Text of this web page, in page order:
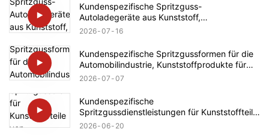
Kundenspezifische Spritzguss-
Autoladegeräte aus Kunststoff,
Automobilteileherstellung für Tesla
2026 07 16
Kundenspezifische Spritzgussformen für die
Automobilindustrie, Kunststoffprodukte für
BMW
2026 07 07
Kundenspezifische
Spritzgussdienstleistungen für Kunststoffteile
von Haushaltsgeräten (Bosch)
2026 06 20